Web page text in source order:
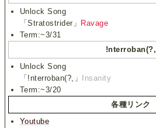
Unlock Song
「Stratostrider」 Ravage
Term:~3/31
!nterroban(?,
Unlock Song
「!nterroban(?,」
Insanity
Term:~3/20
各種リンク
Youtube